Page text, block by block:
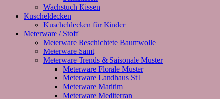
Wachstuch Kissen
Kuscheldecken
Kuscheldecken für Kinder
Meterware / Stoff
Meterware Beschichtete Baumwolle
Meterware Samt
Meterware Trends & Saisonale Muster
Meterware Florale Muster
Meterware Landhaus Stil
Meterware Maritim
Meterware Mediterran